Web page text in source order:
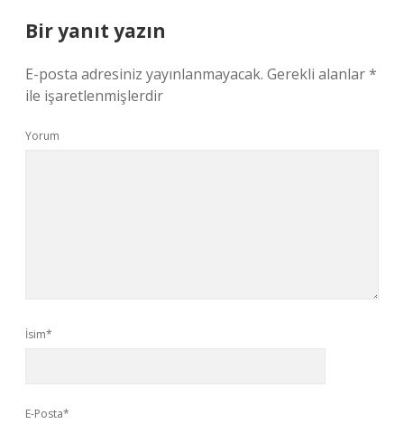
Bir yanıt yazın
E-posta adresiniz yayınlanmayacak. Gerekli alanlar*
ile işaretlenmişlerdir
Yorum
İsim*
E-Posta*